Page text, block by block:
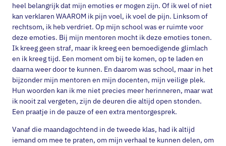
heel belangrijk dat mijn emoties er mogen zijn. Of ik wel of niet
kan verklaren WAAROM ik pijn voel, ik voel de pijn. Linksom of
rechtsom, ik heb verdriet. Op mijn school was er ruimte voor
deze emoties. Bij mijn mentoren mocht ik deze emoties tonen.
Ik kreeg geen straf, maar ik kreeg een bemoedigende glimlach
en ik kreeg tijd. Een moment om bij te komen, op te laden en
daarna weer door te kunnen. En daarom was school, maar in het
bijzonder mijn mentoren en mijn docenten, mijn veilige plek.
Hun woorden kan ik me niet precies meer herinneren, maar wat
ik nooit zal vergeten, zijn de deuren die altijd open stonden.
Een praatje in de pauze of een extra mentorgesprek.
Vanaf die maandagochtend in de tweede klas, had ik altijd
iemand om mee te praten, om mijn verhaal te kunnen delen, om